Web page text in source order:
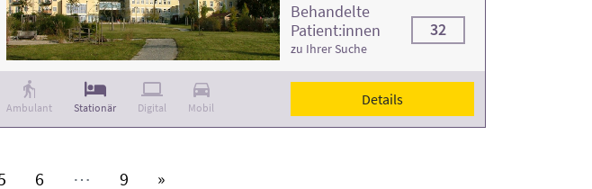
Ambulant Stationär Digital Mobil
Behandelte
Patient:innen
zu Ihrer Suche
32
Details
(aktiv)
6 (aktiv)
⋯ 9 (aktiv)
»